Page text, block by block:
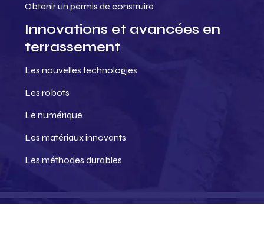
Obtenir un permis de construire
Innovations et avancées en
terrassement
Les nouvelles technologies
Les robots
Le numérique
Les matériaux innovants
Les méthodes durables